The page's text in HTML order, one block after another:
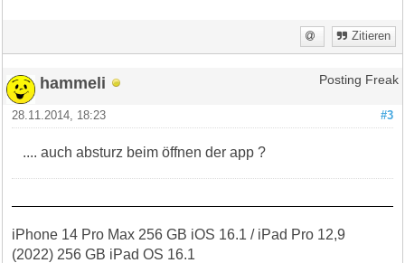
Zitieren
hammeli Posting Freak
#3
28.11.2014, 18:23
.... auch absturz beim öffnen der app ?
iPhone 14 Pro Max 256 GB iOS 16.1 / iPad Pro 12,9
(2022) 256 GB iPad OS 16.1